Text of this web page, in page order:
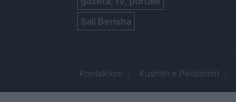
Sali Berisha
Kontaktoni Kushtet e Përdorimit